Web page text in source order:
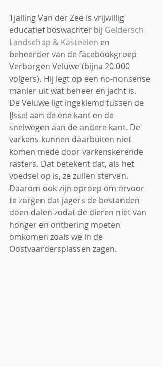
Tjalling Van der Zee is vrijwillig
educatief boswachter bij Geldersch
Landschap & Kasteelen en
beheerder van de facebookgroep
Verborgen Veluwe (bijna 20.000
volgers). Hij legt op een no-nonsense
manier uit wat beheer en jacht is.
De Veluwe ligt ingeklemd tussen de
IJssel aan de ene kant en de
snelwegen aan de andere kant. De
varkens kunnen daarbuiten niet
komen mede door varkenskerende
rasters. Dat betekent dat, als het
voedsel op is, ze zullen sterven.
Daarom ook zijn oproep om ervoor
te zorgen dat jagers de bestanden
doen dalen zodat de dieren niet van
honger en ontbering moeten
omkomen zoals we in de
Oostvaardersplassen zagen.